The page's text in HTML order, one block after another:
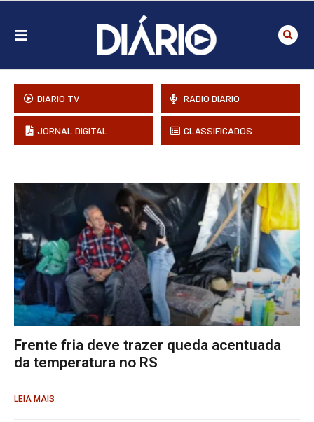
DIÁRIO TV RÁDIO DIÁRIO
JORNAL DIGITAL CLASSIFICADOS
Frente fria deve trazer queda acentuada
da temperatura no RS
LEIA MAIS